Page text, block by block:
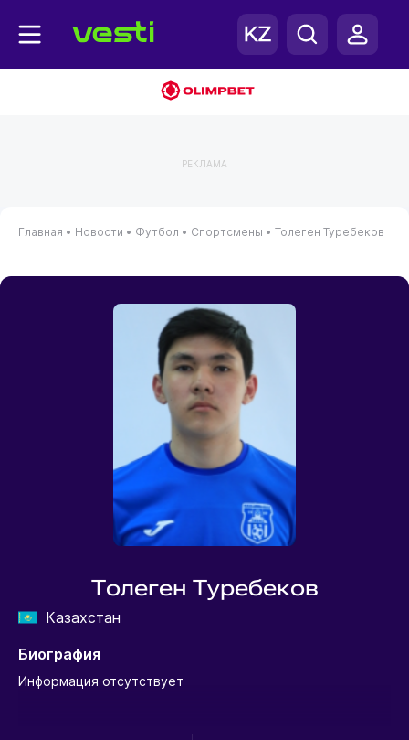
РЕКЛАМА
Главная • Новости • Футбол • Спортсмены • Толеген Туребеков
Толеген Туребеков
Казахстан
Биография
Информация отсутствует